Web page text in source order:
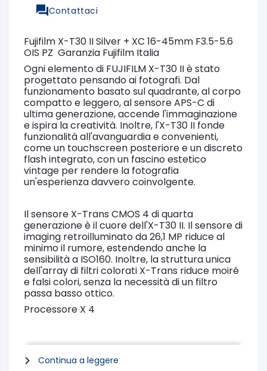
Contattaci
Fujifilm X-T30 II Silver + XC 16-45mm F3.5-5.6
OIS PZ Garanzia Fujifilm Italia
Ogni elemento di FUJIFILM X-T30 II è stato
progettato pensando ai fotografi. Dal
funzionamento basato sul quadrante, al corpo
compatto e leggero, al sensore APS-C di
ultima generazione, accende l'immaginazione
e ispira la creatività. Inoltre, l'X-T30 II fonde
funzionalità all'avanguardia e convenienti,
come un touchscreen posteriore e un discreto
flash integrato, con un fascino estetico
vintage per rendere la fotografia
un'esperienza davvero coinvolgente.
Il sensore X-Trans CMOS 4 di quarta
generazione è il cuore dell'X-T30 II. Il sensore di
imaging retroilluminato da 26,1 MP riduce al
minimo il rumore, estendendo anche la
sensibilità a ISO160. Inoltre, la struttura unica
dell'array di filtri colorati X-Trans riduce moiré
e falsi colori, senza la necessità di un filtro
passa basso ottico.
Processore X 4
sensore X-Trans CMOS 4 per fornire una
Continua a leggere